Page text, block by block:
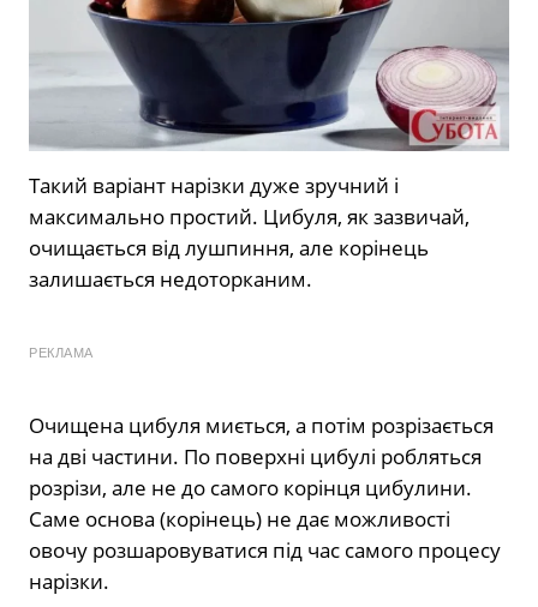
Такий варіант нарізки дуже зручний і
максимально простий. Цибуля, як зазвичай,
очищається від лушпиння, але корінець
залишається недоторканим.
РЕКЛАМА
Очищена цибуля миється, а потім розрізається
на дві частини. По поверхні цибулі робляться
розрізи, але не до самого корінця цибулини.
Саме основа (корінець) не дає можливості
овочу розшаровуватися під час самого процесу
нарізки.